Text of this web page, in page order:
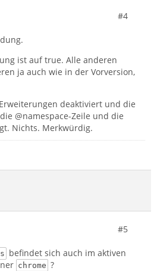
#4
ist auf true. Alle anderen
ja auch wie in der Vorversion,
deaktiviert und die
@namespace-Zeile und die
Nichts. Merkwürdig.
#5
befindet sich auch im aktiven
chrome ?